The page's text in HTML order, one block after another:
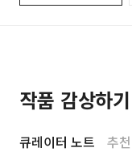
작품 감상하기
큐레이터 노트 추